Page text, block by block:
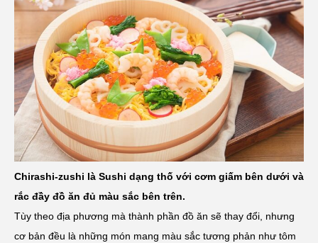
Chirashi-zushi là Sushi dạng thố với cơm giấm bên dưới và
rắc đầy đồ ăn đủ màu sắc bên trên.
Tùy theo địa phương mà thành phần đồ ăn sẽ thay đổi, nhưng
cơ bản đều là những món mang màu sắc tương phản như tôm